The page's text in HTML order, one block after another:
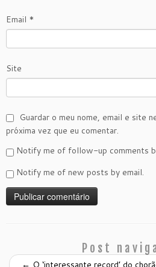
Email *
Site
Guardar o meu nome, email e site
próxima vez que eu comentar.
Notify me of follow-up comments
Notify me of new posts by email.
Post